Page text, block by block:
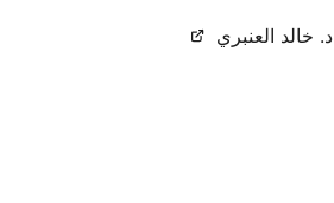
د. خالد العنبري